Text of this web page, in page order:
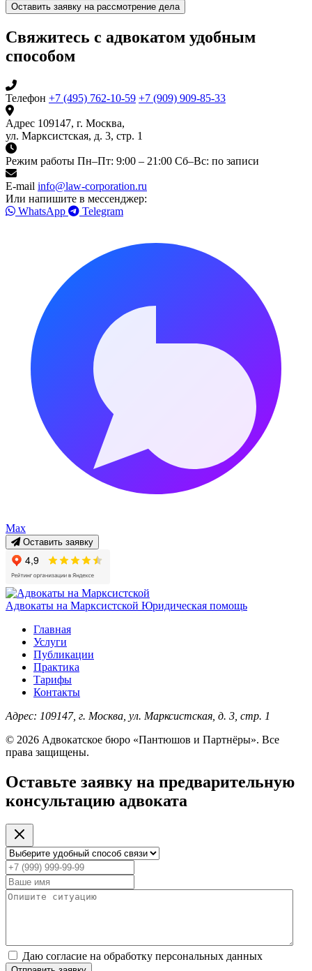
Оставить заявку на рассмотрение дела
Свяжитесь с адвокатом удобным
способом
Телефон +7 (495) 762-10-59 +7 (909) 909-85-33
Адрес 109147, г. Москва,
ул. Марксистская, д. 3, стр. 1
Режим работы Пн–Пт: 9:00 – 21:00 Сб–Вс: по записи
E-mail info@law-corporation.ru
Или напишите в мессенджер:
WhatsApp
Telegram
Max
Оставить заявку
Адвокаты на Марксистской Юридическая помощь
Главная
Услуги
Публикации
Практика
Тарифы
Контакты
Адрес: 109147, г. Москва, ул. Марксистская, д. 3, стр. 1
© 2026 Адвокатское бюро «Пантюшов и Партнёры». Все
права защищены.
Оставьте заявку на предварительную
консультацию адвоката
Даю согласие на обработку персональных данных